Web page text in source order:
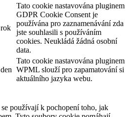
Tato cookie nastavována pluginem
GDPR Cookie Consent je
používána pro zaznamenávání zda
jste souhlasili s používáním
cookies. Neukládá žádná osobní
data.
Tato cookie nastavována pluginem
WPML slouží pro zapamatování si
aktuálního jazyka webu.
používají k pochopení toho, jak